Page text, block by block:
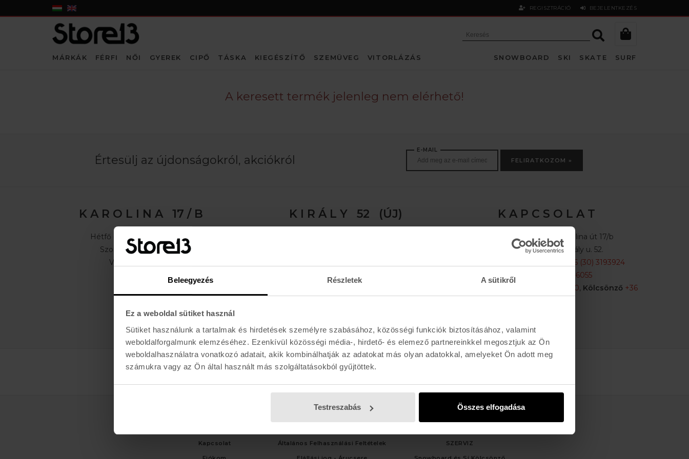
Beleegyezés Részletek A sütikről
Ez a weboldal sütiket használ
Sütiket használunk a tartalmak és hirdetések személyre szabásához, közösségi funkciók biztosításához, valamint
weboldalforgalmunk elemzéséhez. Ezenkívül közösségi média-, hirdető- és elemező partnereinkkel megosztjuk az Ön
weboldalhasználatra vonatkozó adatait, akik kombinálhatják az adatokat más olyan adatokkal, amelyeket Ön adott meg
számukra vagy az Ön által használt más szolgáltatásokból gyűjtöttek.
Testreszabás Összes elfogadása
REGISZTRÁCIÓ BEJELENTKEZÉS
MÁRKÁK FÉRFI NŐI GYEREK CIPŐ TÁSKA KIEGÉSZÍTŐ SZEMÜVEG VITORLÁZÁS SNOWBOARD SKI SKATE SURF
A keresett termék jelenleg nem elérhető!
Értesülj az újdonságokról, akciókról
E-MAIL
FELIRATKOZOM »
K A R O L I N A 17 / B
Hétfő - Péntek: 11:00 - 19:00
Szombat: 10:00 - 19:00
Vasárnap: ZÁRVA
K I R Á L Y 52 (ÚJ) K A P C S O L A T
1113 Budapest, Karolina út 17/b
1061 Budapest Király u. 52.
+36 (30) 3193924
Király:
+36 (20) 954-6055
+36 (30) 478-1540, Kölcsönző +36
Kapcsolat
TÁJÉKOZTATÓK
Általános Felhasználási Feltételek
SZOLGÁLTATÁS
SZERVIZ